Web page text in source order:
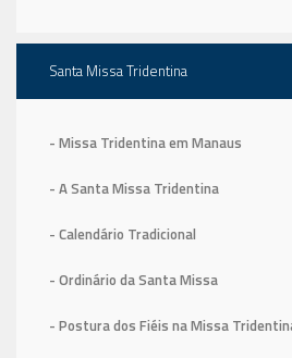
Santa Missa Tridentina
- Missa Tridentina em Manaus
- A Santa Missa Tridentina
- Calendário Tradicional
- Ordinário da Santa Missa
- Postura dos Fiéis na Missa